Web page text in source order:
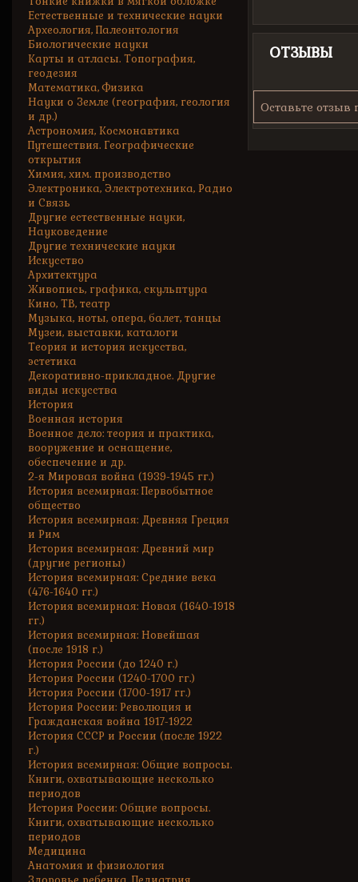
Естественные и технические науки
Археология, Палеонтология
Биологические науки
Карты и атласы. Топография,
геодезия
Математика, Физика
Науки о Земле (география, геология
и др.)
Астрономия, Космонавтика
Путешествия. Географические
открытия
Химия, хим. производство
Электроника, Электротехника, Радио
и Связь
Другие естественные науки,
Науковедение
Другие технические науки
Искусство
Архитектура
Живопись, графика, скульптура
Кино, ТВ, театр
Музыка, ноты, опера, балет, танцы
Музеи, выставки, каталоги
Теория и история искусства,
эстетика
Декоративно-прикладное. Другие
виды искусства
История
Военная история
Военное дело: теория и практика,
вооружение и оснащение,
обеспечение и др.
2-я Мировая война (1939-1945 гг.)
История всемирная: Первобытное
общество
История всемирная: Древняя Греция
и Рим
История всемирная: Древний мир
(другие регионы)
История всемирная: Средние века
(476-1640 гг.)
История всемирная: Новая (1640-1918
гг.)
История всемирная: Новейшая
(после 1918 г.)
История России (до 1240 г.)
История России (1240-1700 гг.)
История России (1700-1917 гг.)
История России: Революция и
Гражданская война 1917-1922
История СССР и России (после 1922
г.)
История всемирная: Общие вопросы.
Книги, охватывающие несколько
периодов
История России: Общие вопросы.
Книги, охватывающие несколько
периодов
Медицина
Анатомия и физиология
ОТЗЫВЫ
Оставьте отзыв